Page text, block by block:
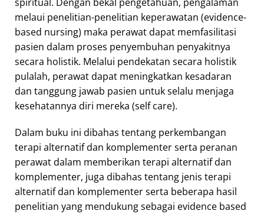
melaui penelitian-penelitian keperawatan (evidence-
based nursing) maka perawat dapat memfasilitasi
pasien dalam proses penyembuhan penyakitnya
secara holistik. Melalui pendekatan secara holistik
pulalah, perawat dapat meningkatkan kesadaran
dan tanggung jawab pasien untuk selalu menjaga
kesehatannya diri mereka (self care).
Dalam buku ini dibahas tentang perkembangan
terapi alternatif dan komplementer serta peranan
perawat dalam memberikan terapi alternatif dan
komplementer, juga dibahas tentang jenis terapi
alternatif dan komplementer serta beberapa hasil
penelitian yang mendukung sebagai evidence based